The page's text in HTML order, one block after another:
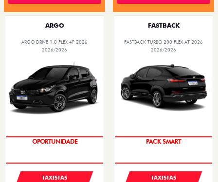
ARGO
ARGO DRIVE 1.0 FLEX 4P 2026
2026/2026
OPORTUNIDADE
TAXISTAS
FASTBACK
FASTBACK TURBO 200 FLEX AT 2026
2026/2026
PACK SMART
TAXISTAS